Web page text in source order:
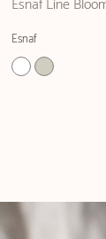
Esnaf Line
Esnaf